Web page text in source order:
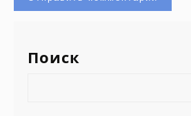
Поиск